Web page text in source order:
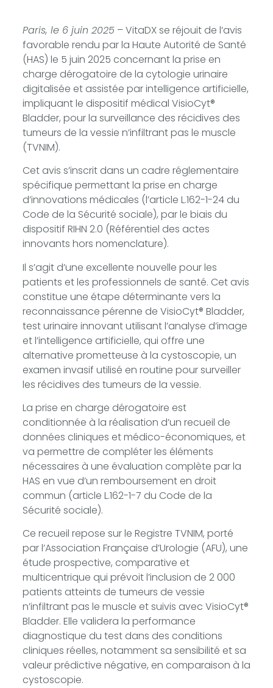
Paris, le 6 juin 2025– VitaDX se réjouit de l’avis
favorable rendu par la Haute Autorité de Santé
(HAS) le 5 juin 2025 concernant la prise en
charge dérogatoire de la cytologie urinaire
digitalisée et assistée par intelligence artificielle,
impliquant le dispositif médical VisioCyt®
Bladder, pour la surveillance des récidives des
tumeurs de la vessie n’infiltrant pas le muscle
(TVNIM).
Cet avis s’inscrit dans un cadre réglementaire
spécifique permettant la prise en charge
d’innovations médicales (l’article L.162-1-24 du
Code de la Sécurité sociale), par le biais du
dispositif RIHN 2.0 (Référentiel des actes
innovants hors nomenclature).
Il s’agit d’une excellente nouvelle pour les
patients et les professionnels de santé. Cet avis
constitue une étape déterminante vers la
reconnaissance pérenne de VisioCyt® Bladder,
test urinaire innovant utilisant l’analyse d’image
et l’intelligence artificielle, qui offre une
alternative prometteuse à la cystoscopie, un
examen invasif utilisé en routine pour surveiller
les récidives des tumeurs de la vessie.
La prise en charge dérogatoire est
conditionnée à la réalisation d’un recueil de
données cliniques et médico-économiques, et
va permettre de compléter les éléments
nécessaires à une évaluation complète par la
HAS en vue d’un remboursement en droit
commun (article L.162-1-7 du Code de la
Sécurité sociale).
Ce recueil repose sur le Registre TVNIM, porté
par l’Association Française d’Urologie (AFU), une
étude prospective, comparative et
multicentrique qui prévoit l’inclusion de 2 000
patients atteints de tumeurs de vessie
n’infiltrant pas le muscle et suivis avec VisioCyt®
Bladder. Elle validera la performance
diagnostique du test dans des conditions
cliniques réelles, notamment sa sensibilité et sa
valeur prédictive négative, en comparaison à la
cystoscopie.